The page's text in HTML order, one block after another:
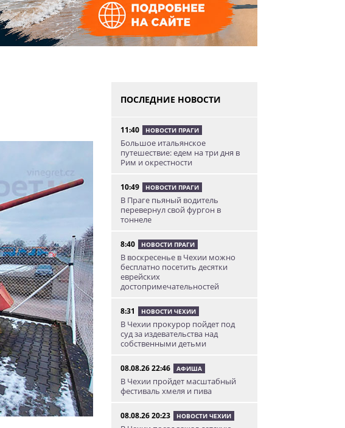
ПОСЛЕДНИЕ НОВОСТИ
11:40 НОВОСТИ ПРАГИ
Большое итальянское
путешествие: едем на три дня в
Рим и окрестности
10:49 НОВОСТИ ПРАГИ
В Праге пьяный водитель
перевернул свой фургон в
тоннеле
8:40 НОВОСТИ ПРАГИ
В воскресенье в Чехии можно
бесплатно посетить десятки
еврейских
достопримечательностей
8:31 НОВОСТИ ЧЕХИИ
В Чехии прокурор пойдет под
суд за издевательства над
собственными детьми
08.08.26 22:46 АФИША
В Чехии пройдет масштабный
фестиваль хмеля и пива
08.08.26 20:23 НОВОСТИ ЧЕХИИ